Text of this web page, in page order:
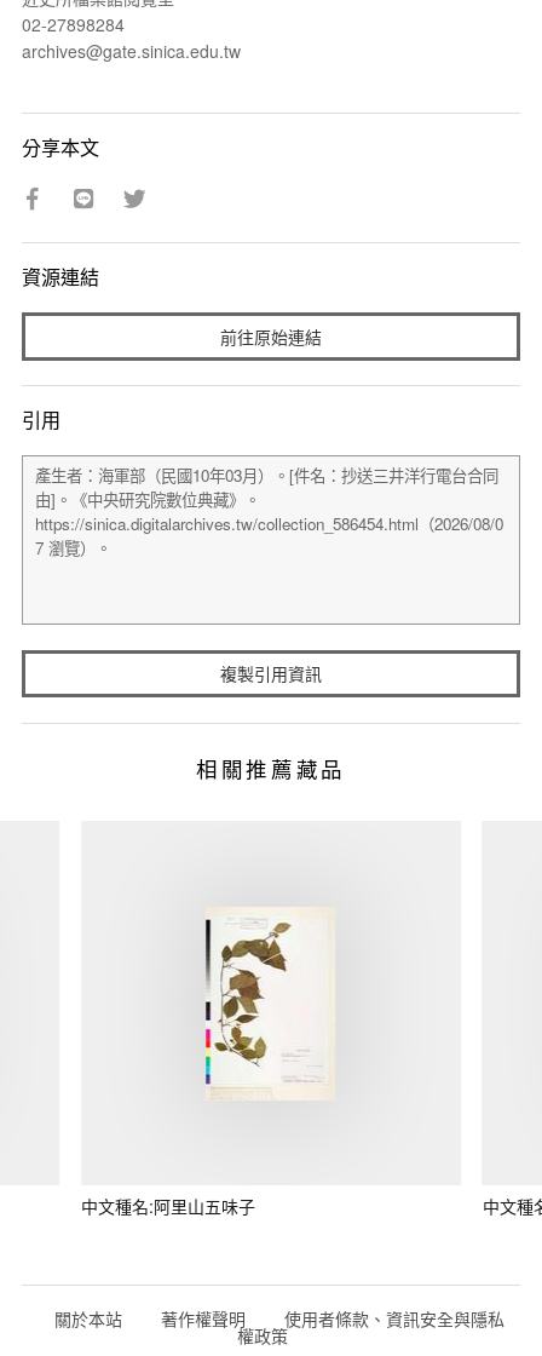
02-27898284
archives@gate.sinica.edu.tw
分享本文
資源連結
前往原始連結
引用
複製引用資訊
相關推薦藏品
中文種名:阿里山五味子 中文種
關於本站 著作權聲明 使用者條款、資訊安全與隱私
權政策